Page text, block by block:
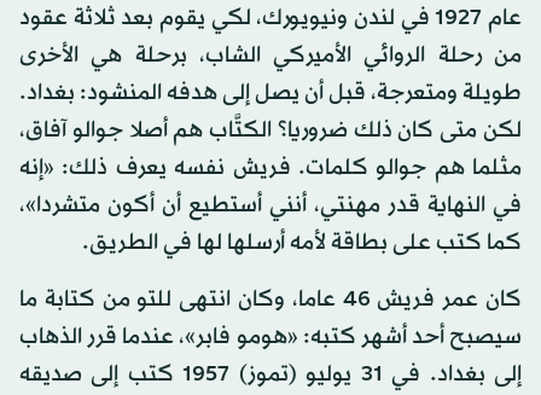
عام 1927 في لندن ونيويورك، لكي يقوم بعد ثلاثة عقود
من رحلة الروائي الأميركي الشاب، برحلة هي الأخرى
طويلة ومتعرجة، قبل أن يصل إلى هدفه المنشود: بغداد.
لكن متى كان ذلك ضروريا؟ الكتَّاب هم أصلا جوالو آفاق،
مثلما هم جوالو كلمات. فريش نفسه يعرف ذلك: «إنه
في النهاية قدر مهنتي، أنني أستطيع أن أكون متشردا»،
كما كتب على بطاقة لأمه أرسلها لها في الطريق.
كان عمر فريش 46 عاما، وكان انتهى للتو من كتابة ما
سيصبح أحد أشهر كتبه: «هومو فابر»، عندما قرر الذهاب
إلى بغداد. في 31 يوليو (تموز) 1957 كتب إلى صديقه